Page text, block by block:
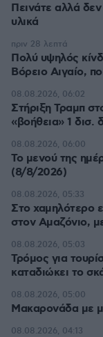
Πεινάτε αλλά
υλικά
Πολύ υψηλός
Βόρειο Αιγαίο,
πριν 28 λεπτά
Στήριξη Τραμπ
«βοήθεια» 1 δισ.
08.08.2026, 06:02
Το μενού της
(8/8/2026)
08.08.2026, 06:00
Στο χαμηλότερο
στον Αμαζόνιο,
08.08.2026, 05:33
Τρόμος για
καταδιώκει το
08.08.2026, 05:03
Μακαρονάδα με
08.08.2026, 05:00
08.08.2026, 04:13